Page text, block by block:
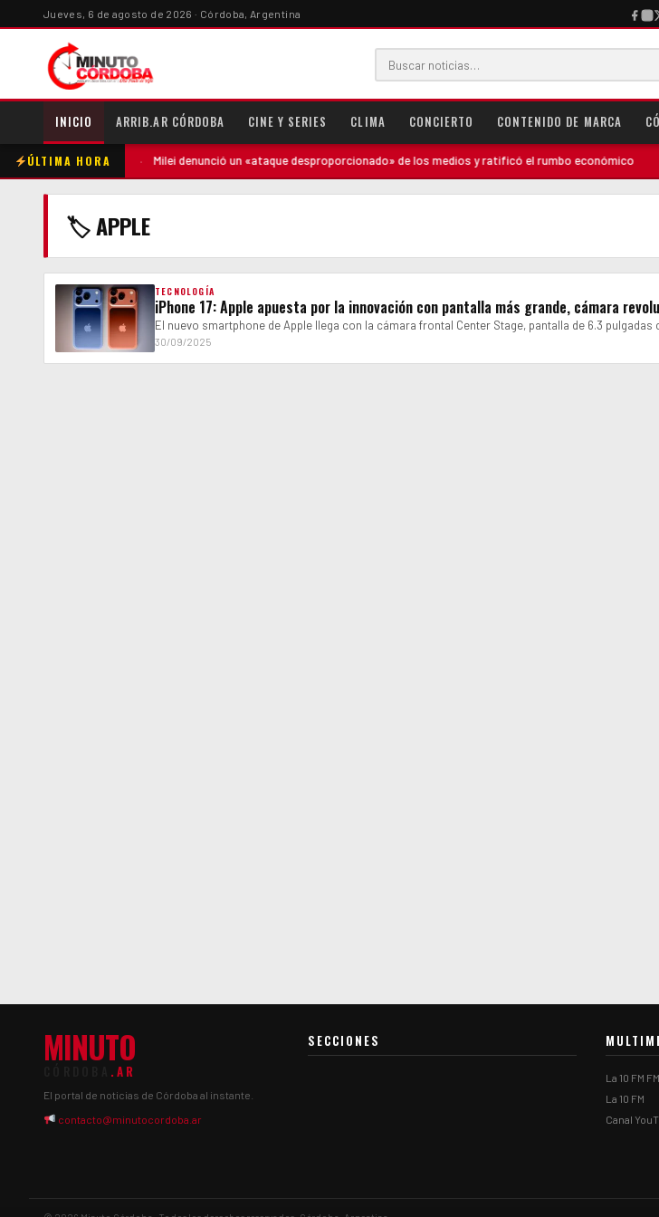
Jueves, 6 de agosto de 2026 · Córdoba, Argentina
INICIO ARRIB.AR CÓRDOBA CINE Y SERIES CLIMA CONCIERTO CONTENIDO DE MARCA
ÚLTIMA HORA
contra la madre Milei denunció un «ataque desproporcionado» de los medios y ratificó el rumbo económico
🏷 APPLE
TECNOLOGÍA
iPhone 17: Apple apuesta por la innovación con pantalla más grande, cámara
El nuevo smartphone de Apple llega con la cámara frontal Center Stage, pantalla de 6.3 pulgadas
30/09/2025
MINUTO
.AR
El portal de noticias de Córdoba al instante.
contacto@minutocordoba.ar
SECCIONES
La 10 FM
La 10 FM
Canal